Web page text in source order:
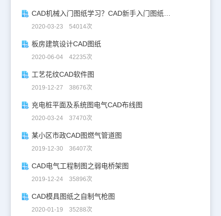
CAD机械入门图纸学习？CAD新手入门图纸练习
2020-03-23 54014次
板房建筑设计CAD图纸
2020-06-04 42235次
工艺花纹CAD软件图
2019-12-27 38676次
充电桩平面及系统图电气CAD布线图
2020-03-24 37470次
某小区市政CAD图燃气管道图
2019-12-30 36407次
CAD电气工程制图之弱电桥架图
2019-12-24 35896次
CAD模具图纸之自制气枪图
2020-01-19 35288次